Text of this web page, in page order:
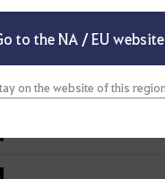
to the NA / EU website
on the website of this